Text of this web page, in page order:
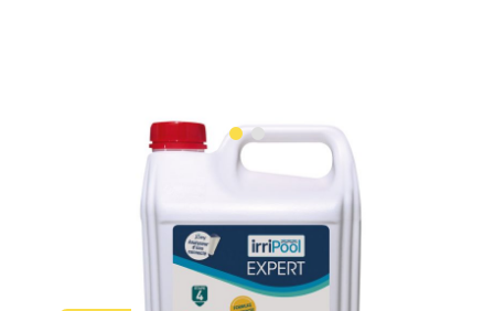
Oxygene actif 5 L Expert Irripool
Marque: Irripool Expert